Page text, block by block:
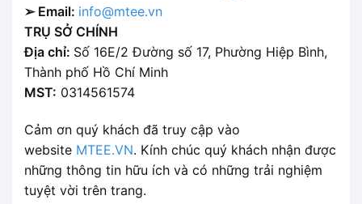
➢ Email: info@mtee.vn
TRỤ SỞ CHÍNH
Địa chỉ: Số 16E/2 Đường số 17, Phường Hiệp Bình,
Thành phố Hồ Chí Minh
MST: 0314561574
Cảm ơn quý khách đã truy cập vào
website MTEE.VN. Kính chúc quý khách nhận được
những thông tin hữu ích và có những trải nghiệm
tuyệt vời trên trang.